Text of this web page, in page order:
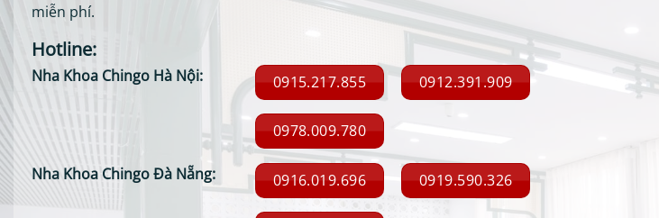
miễn phí.
Hotline:
Nha Khoa Chingo Hà Nội: 0915.217.855 0912.391.909
0978.009.780
Nha Khoa Chingo Đà Nẵng: 0916.019.696 0919.590.326